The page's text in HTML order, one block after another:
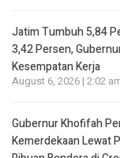
Jatim Tumbuh 5,84
3,42 Persen,
Kesempatan Kerja
August 6, 2026 | 2:02
Gubernur Khofifah
Kemerdekaan Lewat